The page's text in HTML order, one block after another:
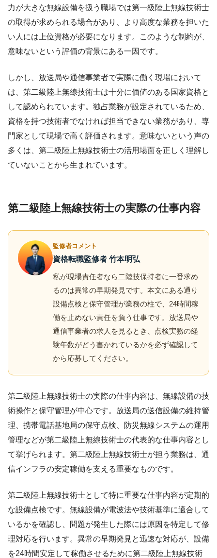
力が大きな無線設備を扱う職場では第一級陸上無線技術士
の取得が求められる場合があり、より高度な業務を担いた
い人には上位資格が必要になります。このような制約が、
意味ないという評価の背景にある一因です。
しかし、放送局や通信事業者で実際に働く現場において
は、第二級陸上無線技術士は十分に価値のある国家資格と
して認められています。独占業務が設定されているため、
資格を持つ技術者でなければ担当できない業務があり、専
門家として現場で高く評価されます。意味ないという声の
多くは、第二級陸上無線技術士の活用場面を正しく理解し
ていないことから生まれています。
第二級陸上無線技術士の実際の仕事内容
監修者コメント
資格転職監修者 竹本明弘
私が現場責任者なら二陸技保持者に一番求め
るのは異常の早期発見です。本文にある通り
設備点検と保守管理が業務の柱で、24時間稼
働を止めない責任を負う仕事です。放送局や
通信事業者の求人を見るとき、点検実務の経
験年数がどう書かれているかを必ず確認して
から応募してください。
第二級陸上無線技術士の実際の仕事内容は、無線設備の技
術操作と保守管理が中心です。放送局の送信設備の維持管
理、携帯電話基地局の保守点検、防災無線システムの運用
管理などが第二級陸上無線技術士の代表的な仕事内容とし
て挙げられます。第二級陸上無線技術士が担う業務は、通
信インフラの安定稼働を支える重要なものです。
第二級陸上無線技術士として特に重要な仕事内容が定期的
な設備点検です。無線設備が電波法や技術基準に適合して
いるかを確認し、問題が発生した際には原因を特定して修
理対応を行います。異常の早期発見と迅速な対応が、設備
を24時間安定して稼働させるために第二級陸上無線技術